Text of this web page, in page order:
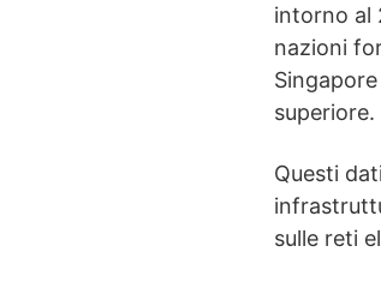
intorno al
nazioni
superiore.
Questi
sulle reti